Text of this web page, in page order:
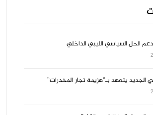
الحل السياسي الليبي الداخلي
الجديد يتعهد بـ”هزيمة تجار المخدرات”